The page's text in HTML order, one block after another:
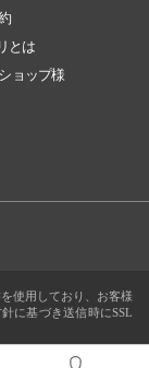
とは
ョップ様
使用しており、お客様
に基づき送信時にSSL